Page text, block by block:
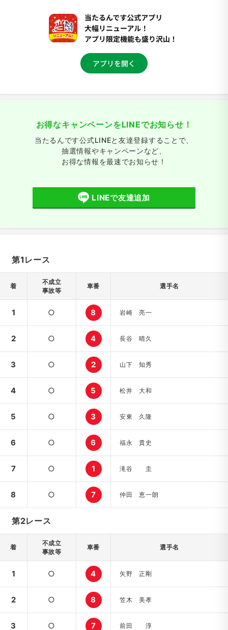
お得なキャンペーンをLINEでお知らせ！
当たるんです公式LINEと友達登録することで、
抽選情報やキャンペーンなど、
お得な情報を最速でお知らせ！
LINEで友達追加
第1レース
着
不成立
事故等
車番 選手名
1 ○ 8 岩崎 亮一
2 ○ 4 長谷 晴久
3 ○ 2 山下 知秀
4 ○ 5 松井 大和
5 ○ 3 安東 久隆
6 ○ 6 福永 貴史
7 ○ 1 滝谷 圭
8 ○ 7 仲田 恵一朗
第2レース
着
不成立
事故等
車番 選手名
1 ○ 4 矢野 正剛
2 ○ 8 笠木 美孝
3 ○ 7 前田 淳